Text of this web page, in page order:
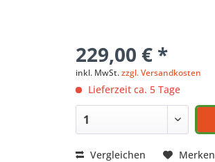
229,00 € *
inkl. MwSt.zzgl. Versandkosten
Lieferzeit ca. 5 Tage
Vergleichen Merken